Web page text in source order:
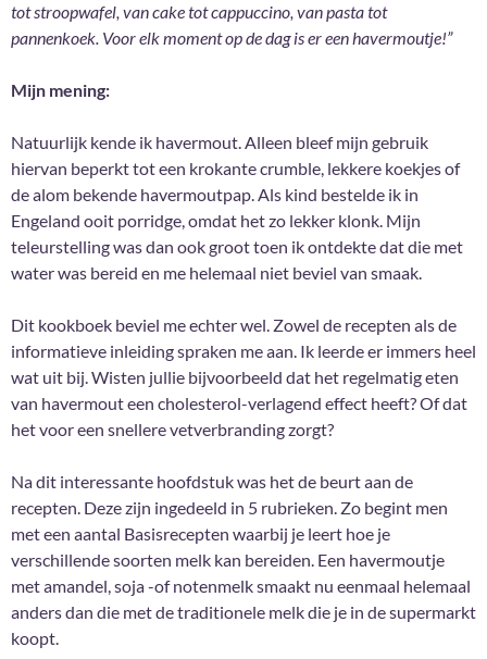
tot stroopwafel, van cake tot cappuccino, van pasta tot
pannenkoek. Voor elk moment op de dag is er een havermoutje!”
Mijn mening:
Natuurlijk kende ik havermout. Alleen bleef mijn gebruik
hiervan beperkt tot een krokante crumble, lekkere koekjes of
de alom bekende havermoutpap. Als kind bestelde ik in
Engeland ooit porridge, omdat het zo lekker klonk. Mijn
teleurstelling was dan ook groot toen ik ontdekte dat die met
water was bereid en me helemaal niet beviel van smaak.
Dit kookboek beviel me echter wel. Zowel de recepten als de
informatieve inleiding spraken me aan. Ik leerde er immers heel
wat uit bij. Wisten jullie bijvoorbeeld dat het regelmatig eten
van havermout een cholesterol-verlagend effect heeft? Of dat
het voor een snellere vetverbranding zorgt?
Na dit interessante hoofdstuk was het de beurt aan de
recepten. Deze zijn ingedeeld in 5 rubrieken. Zo begint men
met een aantal Basisrecepten waarbij je leert hoe je
verschillende soorten melk kan bereiden. Een havermoutje
met amandel, soja -of notenmelk smaakt nu eenmaal helemaal
anders dan die met de traditionele melk die je in de supermarkt
koopt.